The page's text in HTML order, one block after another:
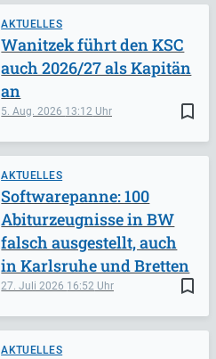
AKTUELLES
bookmark_border
5. Aug. 2026 13:12
Wanitzek führt den KSC
auch 2026/27 als Kapitän
an
AKTUELLES
bookmark_border
27. Juli 2026 16:52
Softwarepanne: 100
Abiturzeugnisse in BW
falsch ausgestellt, auch
in Karlsruhe und Bretten
AKTUELLES